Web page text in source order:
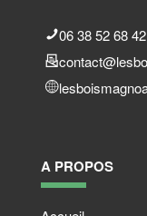
06 38 52 68 42
A PROPOS